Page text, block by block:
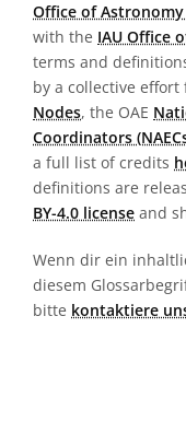
Office of
with the IAU Office
terms and
by a collective effort
Nodes, the OAE
Coordinators
a full list of credits
definitions are
BY-4.0 license and
Wenn dir ein
diesem
bitte kontaktiere